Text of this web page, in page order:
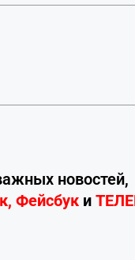
новостей,
, Фейсбуки